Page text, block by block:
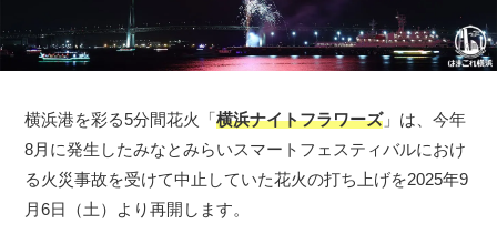
横浜港を彩る5分間花火「横浜ナイトフラワーズ」は、今年
8月に発生したみなとみらいスマートフェスティバルにおけ
る火災事故を受けて中止していた花火の打ち上げを2025年9
月6日（土）より再開します。